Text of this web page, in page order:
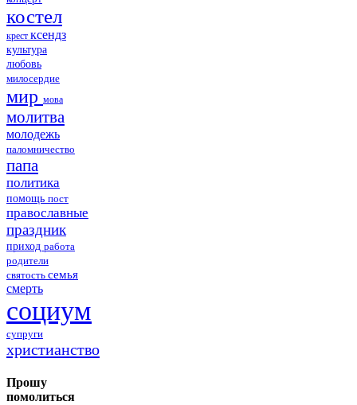
костел
крест ксендз
культура
любовь
милосердие
мир мова
молитва
молодежь
паломничество
папа
политика
помощь пост
православные
праздник
приход работа
родители
святость семья
смерть
социум
супруги
христианство
Прошу
помолиться